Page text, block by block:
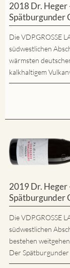
2018 Dr. Heger
Spätburgunder
Die VDP.GROSSE
südwestlichen
wärmsten
kalkhaltigem
2019 Dr. Heger
Spätburgunder
Die VDP.GROSSE
südwestlichen
bestehen
Der Spätburgunder